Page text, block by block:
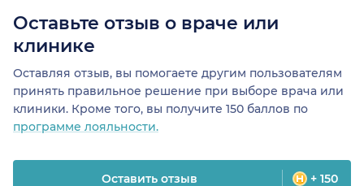
Оставьте отзыв о враче или
клинике
Оставляя отзыв, вы помогаете другим пользователям
принять правильное решение при выборе врача или
клиники. Кроме того, вы получите 150 баллов по
программе лояльности.
Оставить отзыв + 150